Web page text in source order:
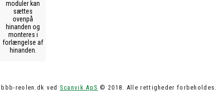
moduler kan
sættes
ovenpå
hinanden og
monteres i
forlængelse af
hinanden.
bbb-reolen.dk ved Scanvik ApS © 2018. Alle rettigheder forbeholdes.